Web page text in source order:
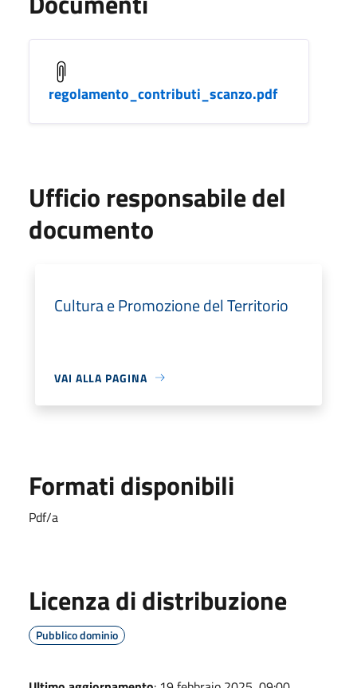
regolamento_contributi_scanzo.pdf
Ufficio responsabile del
documento
Cultura e Promozione del Territorio
VAI ALLA PAGINA
Formati disponibili
Pdf/a
Licenza di distribuzione
Pubblico dominio